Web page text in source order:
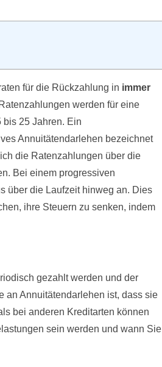
für die Rückzahlung in immer
werden für eine
bis 25 Jahren. Ein
Annuitätendarlehen bezeichnet
die Ratenzahlungen über die
Bei einem progressiven
über die Laufzeit hinweg an. Dies
ihre Steuern zu senken, indem
gezahlt werden und der
an Annuitätendarlehen ist, dass sie
bei anderen Kreditarten können
sein werden und wann Sie